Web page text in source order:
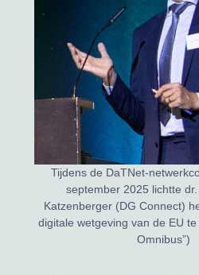
Tijdens de DaTNet-
september 2025 lichtte
Katzenberger (DG Connect)
digitale wetgeving van de EU te
Omnibus”)